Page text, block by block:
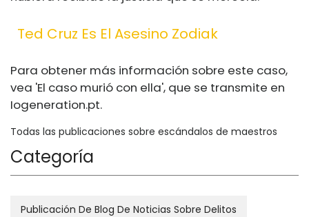
Ted Cruz Es El Asesino Zodiak
Para obtener más información sobre este caso,
vea 'El caso murió con ella', que se transmite en
Iogeneration.pt.
Todas las publicaciones sobre escándalos de maestros
Categoría
Publicación De Blog De Noticias Sobre Delitos